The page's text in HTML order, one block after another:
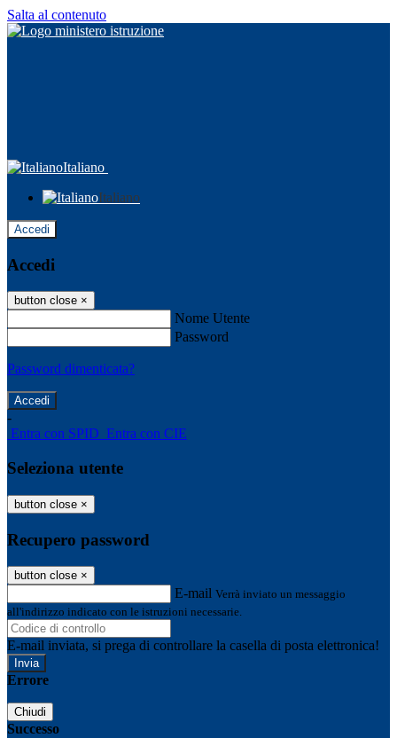
Salta al contenuto
Italiano
Italiano
Accedi
Accedi
button close ×
Nome Utente
Password
Password dimenticata?
-
Entra con SPID Entra con CIE
Seleziona utente
button close ×
Recupero password
button close ×
E-mail Verrà inviato un messaggio
all'indirizzo indicato con le istruzioni necessarie.
E-mail inviata, si prega di controllare la casella di posta elettronica!
Errore
Chiudi
Successo